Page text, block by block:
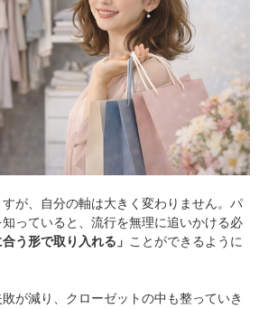
すが、自分の軸は大きく変わりません。パ
っていると、流行を無理に追いかける必
合う形で取り入れる」 ことができるように
が減り、クローゼットの中も整っていき